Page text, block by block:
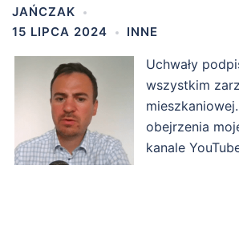
JAŃCZAK
15 LIPCA 2024
INNE
Uchwały
wszystkim
obejrzenia
kanale